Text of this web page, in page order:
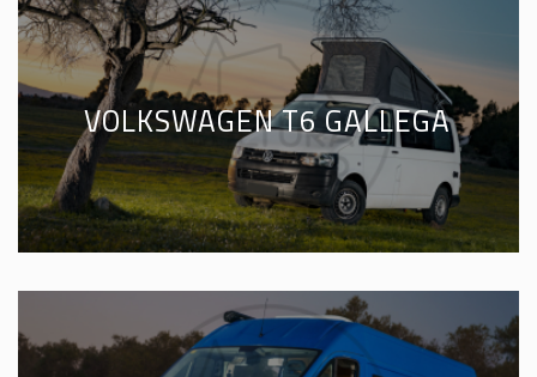
VOLKSWAGEN T6 GALLEGA